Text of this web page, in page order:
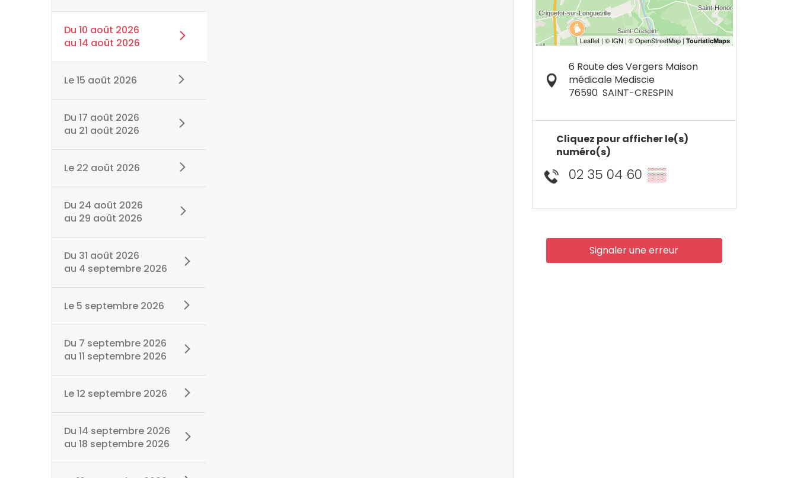
Du 10 août 2026
au 14 août 2026
Le15 août 2026
Du 17 août 2026
au 21 août 2026
Le 22 août 2026
Du 24 août 2026
au 29 août 2026
Du 31 août 2026
au 4 septembre 2026
Le 5 septembre 2026
Du 7 septembre 2026
au 11 septembre 2026
Le12 septembre 2026
Du 14 septembre 2026
au 18 septembre 2026
6 Route des Vergers Maison
médicale Mediscie
76590 SAINT-CRESPIN
Cliquez pour afficher le(s)
numéro(s)
02 35 04 60 ▒▒
Signaler une erreur